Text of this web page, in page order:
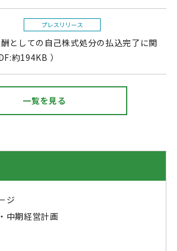
プレスリリース
としての自己株式処分の払込完了に関
約194KB ）
一覧を見る
ジ
中期経営計画